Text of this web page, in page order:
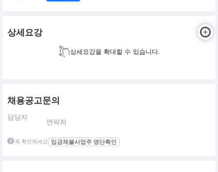
상세요강
상세요강을 확대할 수 있습니다.
채용공고문의
담당자
연락처
꼭 확인하세요 임금체불사업주 명단확인